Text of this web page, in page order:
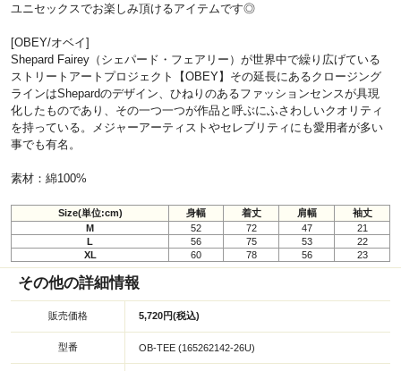
ユニセックスでお楽しみ頂けるアイテムです◎
[OBEY/オベイ]
Shepard Fairey（シェパード・フェアリー）が世界中で繰り広げている
ストリートアートプロジェクト【OBEY】その延長にあるクロージング
ラインはShepardのデザイン、ひねりのあるファッションセンスが具現
化したものであり、その一つ一つが作品と呼ぶにふさわしいクオリティ
を持っている。メジャーアーティストやセレブリティにも愛用者が多い
事でも有名。
素材：綿100%
Size(単位:cm) 身幅 着丈 肩幅
袖丈
M
52 72 47
21
L
56 75 53
22
XL
60 78 56 23
その他の詳細情報
販売価格 5,720円(税込)
型番 OB-TEE (165262142-26U)